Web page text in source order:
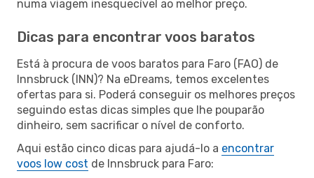
numa viagem inesquecível ao melhor preço.
Dicas para encontrar voos baratos
Está à procura de voos baratos para Faro (FAO) de
Innsbruck (INN)? Na eDreams, temos excelentes
ofertas para si. Poderá conseguir os melhores preços
seguindo estas dicas simples que lhe pouparão
dinheiro, sem sacrificar o nível de conforto.
Aqui estão cinco dicas para ajudá-lo a encontrar
voos low cost de Innsbruck para Faro: